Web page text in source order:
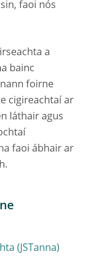
faoi nós
a
bainc
foirne
cigireachtaí ar
láthair agus
faoi ábhair ar
(JSTanna)